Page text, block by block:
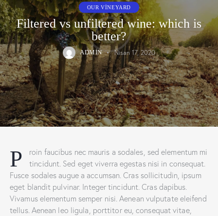
OUR VINEYARD
Filtered vs unfiltered wine: which is
better?
ADMIN Nisan 17, 2020
Proin faucibus nec mauris a sodales, sed elementum mi
tincidunt. Sed eget viverra egestas nisi in consequat.
Fusce sodales augue a accumsan. Cras sollicitudin, ipsum
eget blandit pulvinar. Integer tincidunt. Cras dapibus.
Vivamus elementum semper nisi. Aenean vulputate eleifend
tellus. Aenean leo ligula, porttitor eu, consequat vitae,